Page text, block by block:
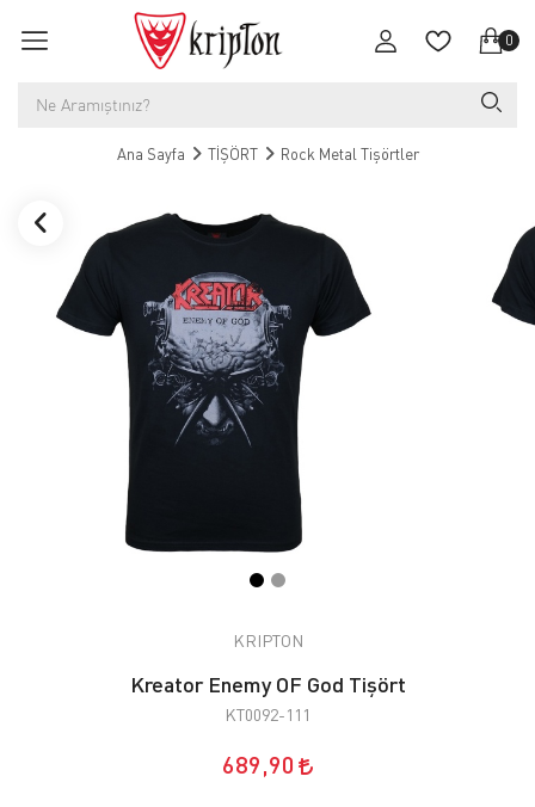
0
Ana Sayfa TİŞÖRT Rock Metal Tişörtler
KRIPTON
Kreator Enemy OF God Tişört
KT0092-111
689,90